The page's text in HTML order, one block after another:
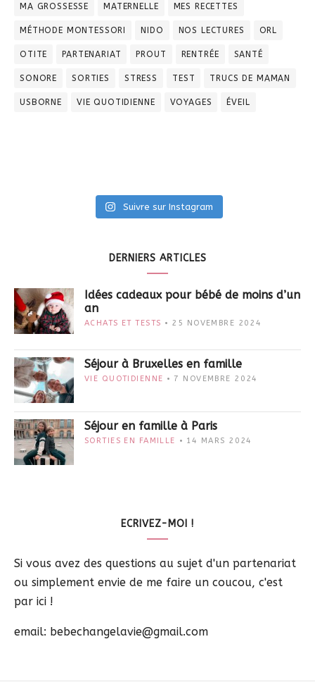
MA GROSSESSE MATERNELLE MES RECETTES
MÉTHODE MONTESSORI NIDO NOS LECTURES ORL
OTITE PARTENARIAT PROUT RENTRÉE SANTÉ
SONORE SORTIES STRESS TEST TRUCS DE MAMAN
USBORNE VIE QUOTIDIENNE VOYAGES ÉVEIL
Suivre sur Instagram
DERNIERS ARTICLES
Idées cadeaux pour bébé de moins d’un
an
ACHATS ET TESTS 25 NOVEMBRE 2024
Séjour à Bruxelles en famille
VIE QUOTIDIENNE 7 NOVEMBRE 2024
Séjour en famille à Paris
SORTIES EN FAMILLE 14 MARS 2024
ECRIVEZ-MOI !
Si vous avez des questions au sujet d'un partenariat
ou simplement envie de me faire un coucou, c'est
par ici !
email: bebechangelavie@gmail.com